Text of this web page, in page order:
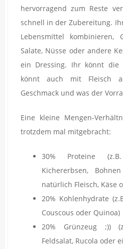
hervorragend zum Reste
schnell in der Zubereitung.
Lebensmittel kombinieren,
Salate, Nüsse oder andere
ein Dressing. Ihr könnt die
könnt auch mit Fleisch
Geschmack und was der
Eine kleine Mengen-
trotzdem mal mitgebracht:
30% Proteine
Kichererbsen,
natürlich Fleisch, Käse
20% Kohlenhydrate
Couscous oder Quinoa)
20% Grünzeug ;))
Feldsalat, Rucola oder